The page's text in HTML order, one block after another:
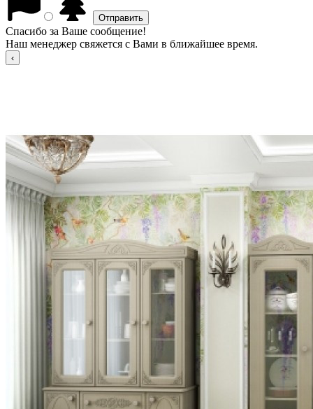
Спасибо за Ваше сообщение!
Наш менеджер свяжется с Вами в ближайшее время.